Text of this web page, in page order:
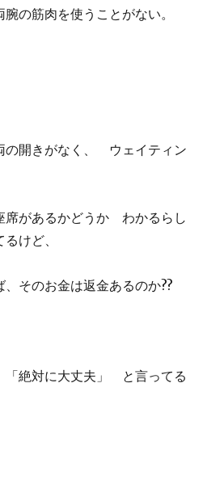
の筋肉を使うことがない。
の開きがなく、 ウェイティン
席があるかどうか わかるらし
けど、
、そのお金は返金あるのか??
「絶対に大丈夫」 と言ってる